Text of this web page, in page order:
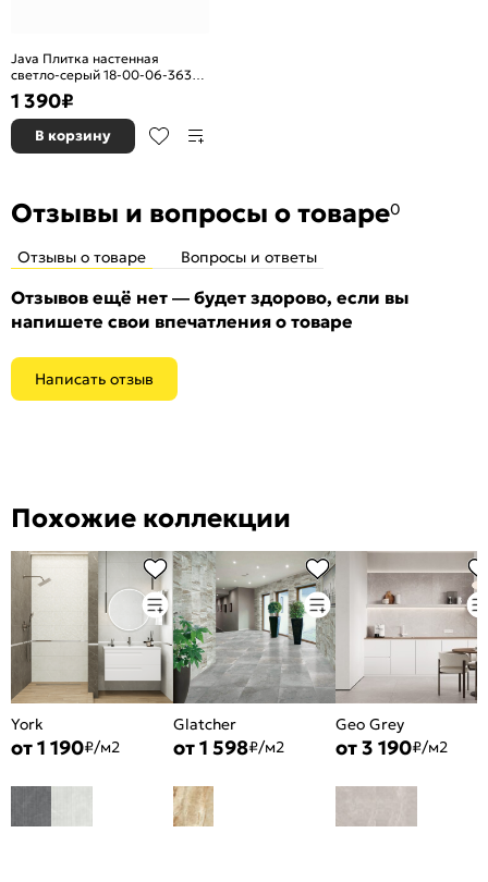
Java Плитка настенная
светло-серый 18-00-06-3635
30х60
1 390₽
В корзину
Отзывы и вопросы о товаре0
Отзывы о товаре Вопросы и ответы
Отзывов ещё нет — будет здорово, если вы
напишете свои впечатления о товаре
Написать отзыв
Похожие коллекции
York
от 1 190₽/м2
Glatcher
от 1 598₽/м2
Geo Grey
от 3 190₽/м2